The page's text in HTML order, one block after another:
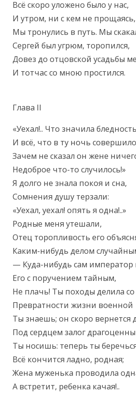
Всё скоро уложено было у нас,
И утром, ни с кем не прощаясь,
Мы тронулись в путь. Мы
Сергей был угрюм, торопился,
Довез до отцовской усадьбы
И тотчас со мною простился.
Глава II
«Уехал!.. Что значила
И всё, что в ту ночь
Зачем не сказал он жене
Недоброе что-то случилось!»
Я долго не знала покоя и сна,
Сомнения душу терзали:
«Уехал, уехал! опять я одна!..»
Родные меня утешали,
Отец торопливость его
Каким-нибудь делом
— Куда-нибудь сам император
Его с поручением тайным,
Не плачь! Ты походы делила
Превратности жизни военной
Ты знаешь; он скоро вернется
Под сердцем залог
Ты носишь: теперь ты
Всё кончится ладно, родная;
Жена муженька проводила
А встретит, ребенка качая!..